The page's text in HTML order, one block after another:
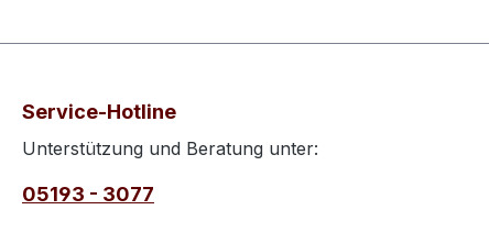
Service-Hotline
Unterstützung und Beratung unter:
05193 - 3077